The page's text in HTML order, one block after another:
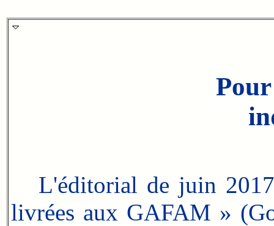
L'éditorial de juin
livrées aux GAFAM »